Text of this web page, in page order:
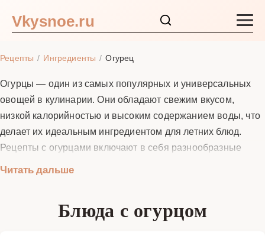
Vkysnoe.ru
Основные блюда
Супы
Ингредиенты
Блог
Рецепты Ингредиенты Огурец
Огурцы — один из самых популярных и универсальных
овощей в кулинарии. Они обладают свежим вкусом,
низкой калорийностью и высоким содержанием воды, что
делает их идеальным ингредиентом для летних блюд.
Рецепты с огурцами включают в себя разнообразные
богаты витаминами K и C, а также калием, что
водного баланса в организме. В этом разделе вы найдете
Читать дальше
Блюда с огурцом